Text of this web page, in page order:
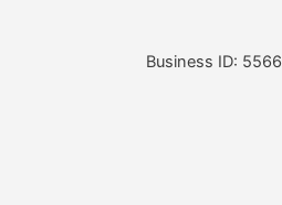
Business ID: